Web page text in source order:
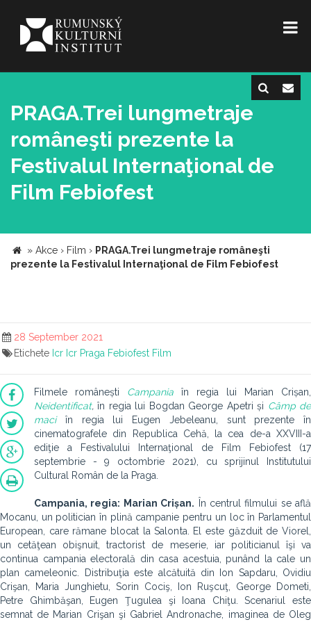
PRAGA.Trei lungmetraje
româneşti prezente la
Festivalul Internaţional de
Film Febiofest
» Akce › Film › PRAGA.Trei lungmetraje româneşti
prezente la Festivalul Internaţional de Film Febiofest
28 September 2021
Etichete Icr Icr Praga Febiofest Film
Filmele românești Campania în regia lui Marian Crișan,
Neidentificat, în regia lui Bogdan George Apetri și Câmp de
maciîn regia lui Eugen Jebeleanu, sunt prezente în
cinematografele din Republica Cehă, la cea de-a XXVIII-a
ediţie a Festivalului Internaţional de Film Febiofest (17
septembrie - 9 octombrie 2021), cu sprijinul Institutului
Cultural Român de la Praga.
Campania, regia: Marian Crișan. În centrul filmului se află
Mocanu, un politician în plină campanie pentru un loc în Parlamentul
European, care rămane blocat la Salonta. El este găzduit de Viorel,
un cetăţean obişnuit, tractorist de meserie, iar politicianul îşi va
continua campania electorală din casa acestuia, punând la cale un
plan cameleonic. Distribuţia este alcătuită din Ion Sapdaru, Ovidiu
Crişan, Maria Junghietu, Sorin Cociş, Ion Ruşcuţ, George Dometi,
Petre Ghimbăşan, Eugen Ţugulea şi Ioana Chiţu. Scenariul este
semnat de Marian Crişan şi Gabriel Andronache, imaginea de Oleg